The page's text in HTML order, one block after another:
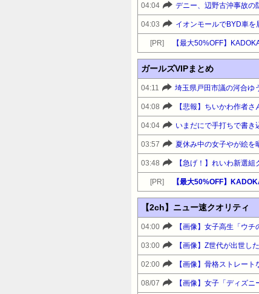
04:04
04:03 イオンモールでBYD車を
[PR]
ガールズVIPまとめ
04:11
04:08
04:04 いまだにで手打ちで書き
03:57 夏休み中の女子やが絵を
03:48 【急げ！】れいわ新選
[PR]
【2ch】ニュー速クオリティ
04:00
03:00 【画像】Z世代が出世し
02:00
08/07